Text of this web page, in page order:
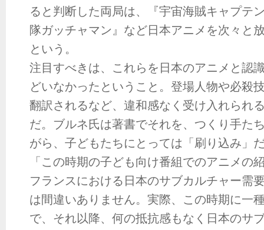
ると判断した両局は、『宇宙海賊キャプテ
隊ガッチャマン』など日本アニメを次々と
という。
注目すべきは、これらを日本のアニメと認
どいなかったということ。登場人物や必殺
翻訳されるなど、違和感なく受け入れられ
だ。ブルネ氏は著書でそれを、つくり手た
がら、子どもたちにとっては「刷り込み」
「この時期の子ども向け番組でのアニメの
フランスにおける日本のサブカルチャー需
は間違いありません。実際、この時期に一
で、それ以降、何の抵抗感もなく日本のサ